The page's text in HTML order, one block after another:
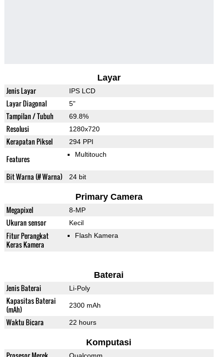
Layar
Jenis Layar IPS LCD
Layar Diagonal 5"
Tampilan / Tubuh 69.8%
Resolusi 1280x720
Kerapatan Piksel 294 PPI
Features Multitouch
Bit Warna (# Warna) 24 bit
Primary Camera
Megapixel 8-MP
Ukuran sensor Kecil
Fitur Perangkat
Keras Kamera
Flash Kamera
Baterai
Jenis Baterai Li-Poly
Kapasitas Baterai
(mAh)
2300 mAh
Waktu Bicara 22 hours
Komputasi